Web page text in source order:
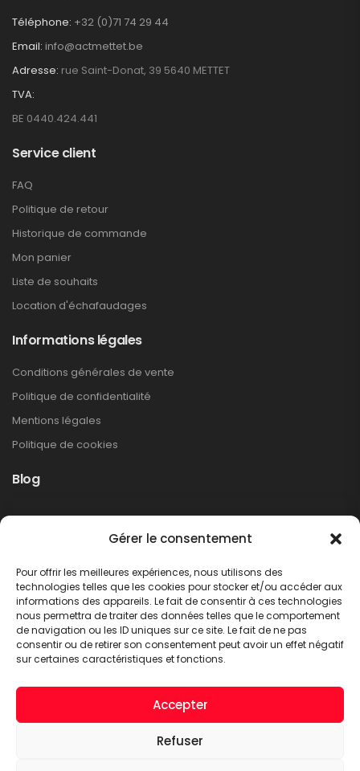
Gérer le consentement
Pour offrir les meilleures expériences, nous utilisons des
technologies telles que les cookies pour stocker et/ou accéder aux
informations des appareils. Le fait de consentir à ces technologies
nous permettra de traiter des données telles que le comportement
de navigation ou les ID uniques sur ce site. Le fait de ne pas
consentir ou de retirer son consentement peut avoir un effet négatif
sur certaines caractéristiques et fonctions.
Accepter
Refuser
Téléphone: +32 (0)71 74 29 44
Email: info@actmettet.be
Adresse: rue Saint-Donat, 39 5640 METTET
TVA:
BE 0440.424.441
Service client
FAQ
Politique de retour
Historique de commande
Mon panier
Liste de souhaits
Location d'échafaudages
Informations légales
Conditions générales de vente
Politique de confidentialité
Mentions légales
Politique de cookies
Blog
Non classé
LIRE PLUS